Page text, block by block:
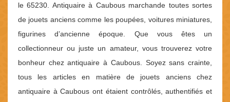
le 65230. Antiquaire à Caubous marchande toutes sortes
de jouets anciens comme les poupées, voitures miniatures,
figurines d’ancienne époque. Que vous êtes un
collectionneur ou juste un amateur, vous trouverez votre
bonheur chez antiquaire à Caubous. Soyez sans crainte,
tous les articles en matière de jouets anciens chez
antiquaire à Caubous ont étaient contrôlés, authentifiés et